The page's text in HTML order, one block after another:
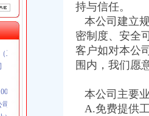
万 （进出口权）
100万 （进出口权）
（工商注册）
万 (进出口权)
渝九1000万 （增资）
持与信任。
本公司建立
密制度、安全
客户如对本公
围内，我们愿
本公司主要
A.免费提供